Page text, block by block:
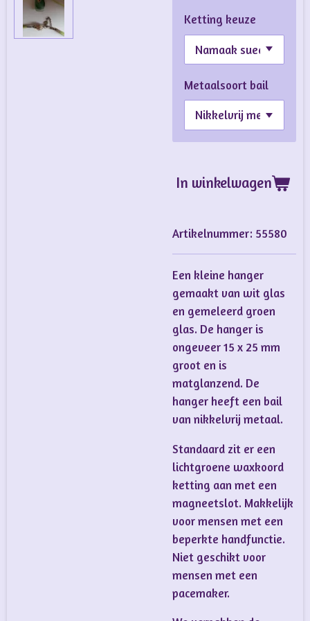
Ketting keuze
Metaalsoort bail
In winkelwagen
Artikelnummer: 55580
Een kleine hanger
gemaakt van wit glas
en gemeleerd groen
glas. De hanger is
ongeveer 15 x 25 mm
groot en is
matglanzend. De
hanger heeft een bail
van nikkelvrij metaal.
Standaard zit er een
lichtgroene waxkoord
ketting aan met een
magneetslot. Makkelijk
voor mensen met een
beperkte handfunctie.
Niet geschikt voor
mensen met een
pacemaker.